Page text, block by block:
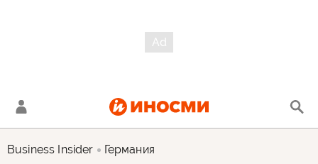
Business Insider Германия